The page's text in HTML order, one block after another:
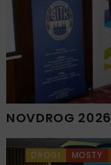
NOVDROG 2026
DROGI MOSTY